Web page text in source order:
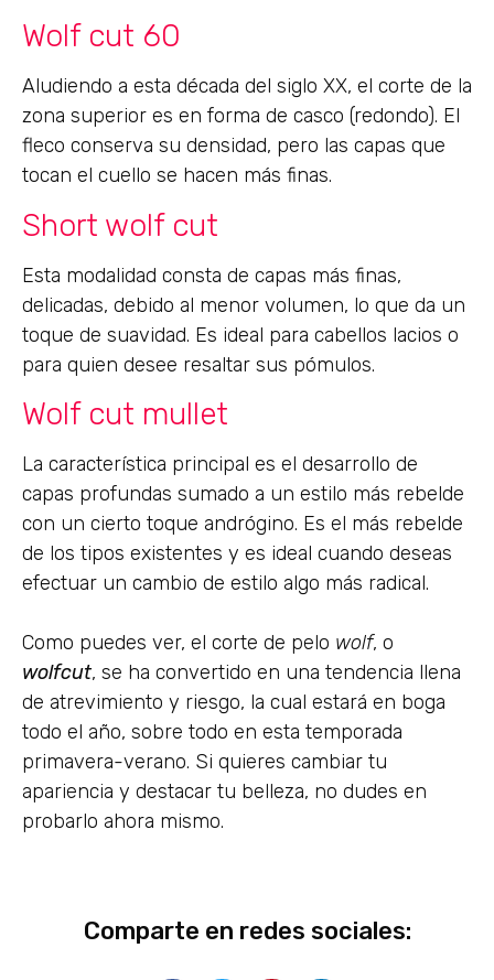
Wolf cut 60
Aludiendo a esta década del siglo XX, el corte de la
zona superior es en forma de casco (redondo). El
fleco conserva su densidad, pero las capas que
tocan el cuello se hacen más finas.
Short wolf cut
Esta modalidad consta de capas más finas,
delicadas, debido al menor volumen, lo que da un
toque de suavidad. Es ideal para cabellos lacios o
para quien desee resaltar sus pómulos.
Wolf cut mullet
La característica principal es el desarrollo de
capas profundas sumado a un estilo más rebelde
con un cierto toque andrógino. Es el más rebelde
de los tipos existentes y es ideal cuando deseas
efectuar un cambio de estilo algo más radical.
Como puedes ver, el corte de pelo wolf, o
wolfcut, se ha convertido en una tendencia llena
de atrevimiento y riesgo, la cual estará en boga
todo el año, sobre todo en esta temporada
primavera-verano. Si quieres cambiar tu
apariencia y destacar tu belleza, no dudes en
probarlo ahora mismo.
Comparte en redes sociales: